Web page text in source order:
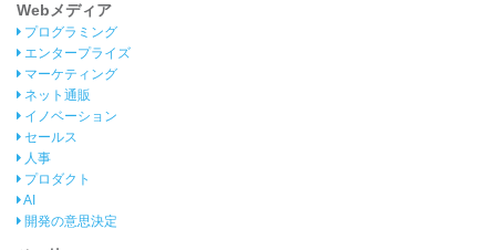
Webメディア
プログラミング
エンタープライズ
マーケティング
ネット通販
イノベーション
セールス
人事
プロダクト
AI
開発の意思決定